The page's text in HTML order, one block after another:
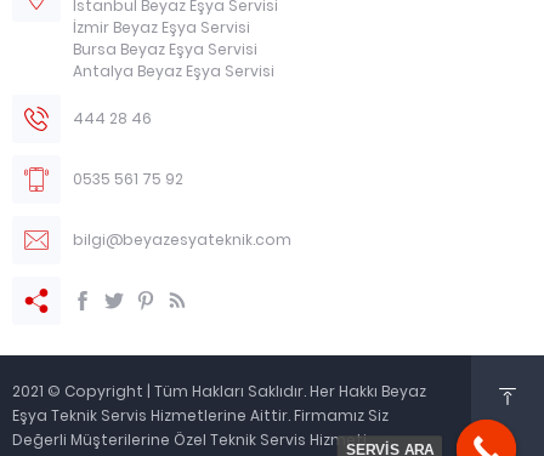
İstanbul Beyaz Eşya Servisi
İzmir Beyaz Eşya Servisi
Bursa Beyaz Eşya Servisi
Antalya Beyaz Eşya Servisi
444 28 46
0535 561 75 92
bilgi@beyazesyateknik.com
2021 © Copyright | Tüm Hakları Saklıdır. Her Hakkı Beyaz
Eşya Teknik Servis Hizmetlerine Aittir. Firmamız Siz
Değerli Müşterilerine Özel Teknik Servis HizmetiSERVİS ARA